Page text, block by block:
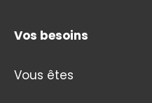
Vos besoins
Vous êtes